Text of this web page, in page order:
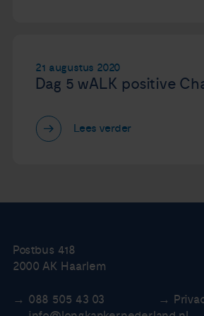
21 augustus 2020
Dag 5 wALK positive
Lees verder
Postbus 418
2000 AK Haarlem
088 505 43 03